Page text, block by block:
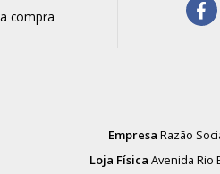
compra
Empresa Razão
Loja Física Avenida Rio